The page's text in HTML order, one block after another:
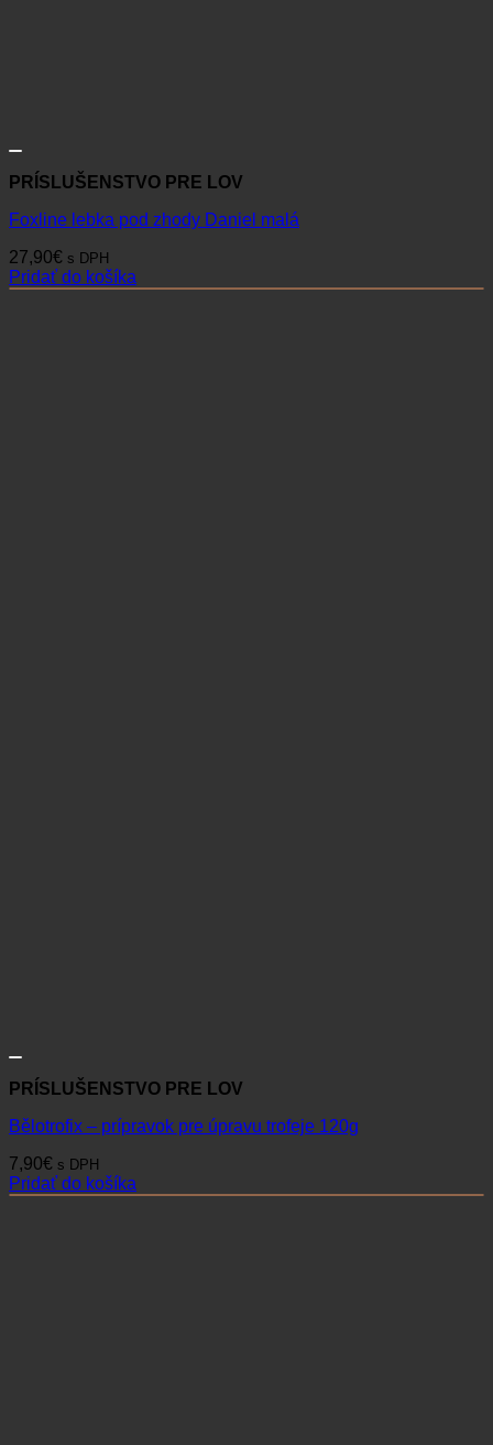
PRÍSLUŠENSTVO PRE LOV
Foxline lebka pod zhody Daniel malá
27,90€ s DPH
Pridať do košíka
PRÍSLUŠENSTVO PRE LOV
Bělotrofix – prípravok pre úpravu trofeje 120g
7,90€ s DPH
Pridať do košíka